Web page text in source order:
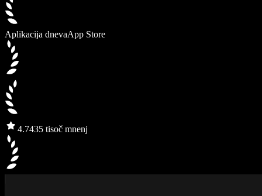
Aplikacija dnevaApp Store
4.7435 tisoč mnenj